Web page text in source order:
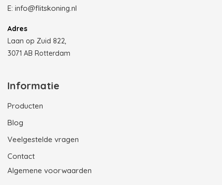
E: info@flitskoning.nl
Adres
Laan op Zuid 822,
3071 AB Rotterdam
Informatie
Producten
Blog
Veelgestelde vragen
Contact
Algemene voorwaarden